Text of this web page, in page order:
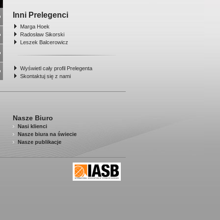
Inni Prelegenci
Marga Hoek
Radosław Sikorski
Leszek Balcerowicz
Wyświetl cały profil Prelegenta
Skontaktuj się z nami
Nasze Biuro
Nasi klienci
Nasze biura na świecie
Nasze publikacje